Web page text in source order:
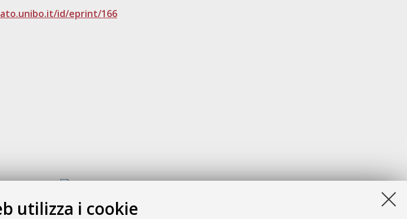
utilizza i cookie
id/eprint/166